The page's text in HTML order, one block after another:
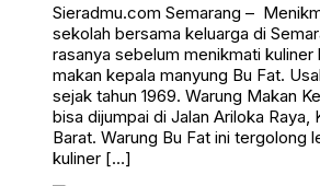
Sieradmu.com Semarang –
sekolah bersama keluarga di
rasanya sebelum menikmati kuliner
makan kepala manyung Bu Fat.
sejak tahun 1969. Warung Makan
bisa dijumpai di Jalan Ariloka Raya,
Barat. Warung Bu Fat ini tergolong
kuliner […]